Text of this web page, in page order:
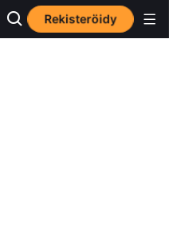
Rekisteröidy